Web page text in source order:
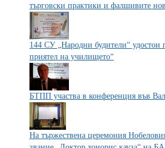
търговски практики и фалшивите
144 СУ „Народни будители“ удостои
приятел на училището“
БТПП участва в конференция във
На тържествена церемония